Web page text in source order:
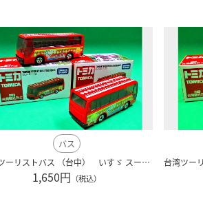
バス
台湾ツーリストバス （台中） いすゞ スーパーハイデッカー 逆輸入トミカ
1,650円 （税込）